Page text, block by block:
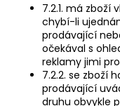
7.2.1. má zboží
chybí-li
prodávající
očekával s
reklamy jimi
7.2.2. se zboží
prodávající
druhu obvykle